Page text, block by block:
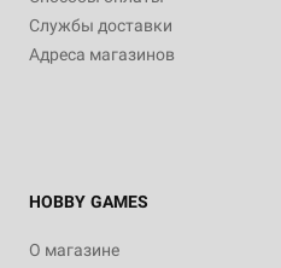
Службы доставки
Адреса магазинов
HOBBY GAMES
О магазине